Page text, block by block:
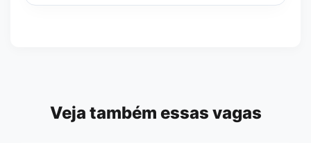
Veja também essas vagas